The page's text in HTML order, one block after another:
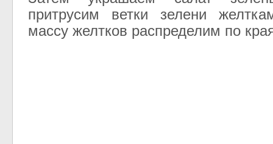
притрусим ветки зелени
массу желтков распределим по